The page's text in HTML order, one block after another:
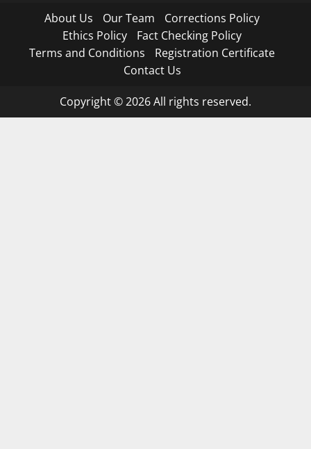
About Us Our Team
Corrections Policy
Ethics Policy
Fact Checking Policy
Terms and Conditions
Registration Certificate
Contact Us
Copyright © 2026 All rights reserved.